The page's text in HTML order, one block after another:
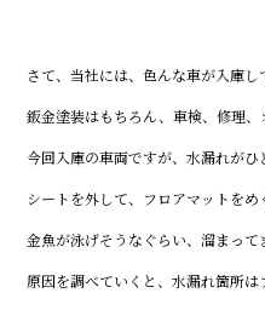
さて、当社には、色んな車が入庫し
鈑金塗装はもちろん、車検、修理
今回入庫の車両ですが、水漏れがひ
シートを外して、フロアマットをめ
金魚が泳げそうなぐらい、溜まって
原因を調べていくと、水漏れ箇所は